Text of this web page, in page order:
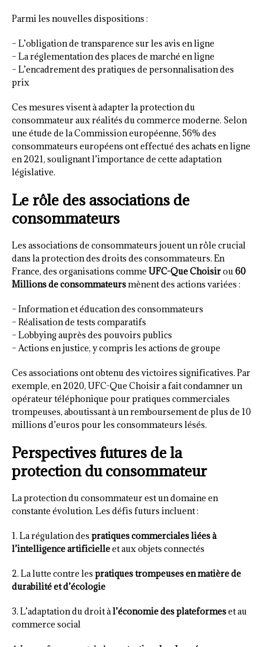
Parmi les nouvelles dispositions :
– L’obligation de transparence sur les avis en ligne
– La réglementation des places de marché en ligne
– L’encadrement des pratiques de personnalisation des
prix
Ces mesures visent à adapter la protection du
consommateur aux réalités du commerce moderne. Selon
une étude de la Commission européenne, 56% des
consommateurs européens ont effectué des achats en ligne
en 2021, soulignant l’importance de cette adaptation
législative.
Le rôle des associations de
consommateurs
Les associations de consommateurs jouent un rôle crucial
dans la protection des droits des consommateurs. En
France, des organisations comme UFC-Que Choisirou60
Millions de consommateursmènent des actions variées :
– Information et éducation des consommateurs
– Réalisation de tests comparatifs
– Lobbying auprès des pouvoirs publics
– Actions en justice, y compris les actions de groupe
Ces associations ont obtenu des victoires significatives. Par
exemple, en 2020, UFC-Que Choisir a fait condamner un
opérateur téléphonique pour pratiques commerciales
trompeuses, aboutissant à un remboursement de plus de 10
millions d’euros pour les consommateurs lésés.
Perspectives futures de la
protection du consommateur
La protection du consommateur est un domaine en
constante évolution. Les défis futurs incluent :
1. La régulation des pratiques commerciales liées à
l’intelligence artificielleet aux objets connectés
2. La lutte contre les pratiques trompeuses en matière de
durabilité et d’écologie
3. L’adaptation du droit àl’économie des plateformeset au
commerce social